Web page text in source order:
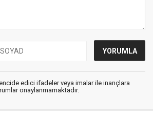
edici ifadeler veya imalar ile inançlara
onaylanmamaktadır.